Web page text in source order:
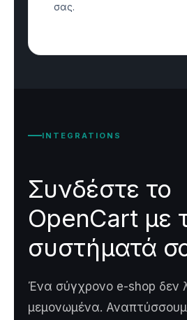
σας.
INTEGRATIONS
Συνδέστε το
OpenCart με
συστήματά
Ένα σύγχρονο e-shop δεν
μεμονωμένα.